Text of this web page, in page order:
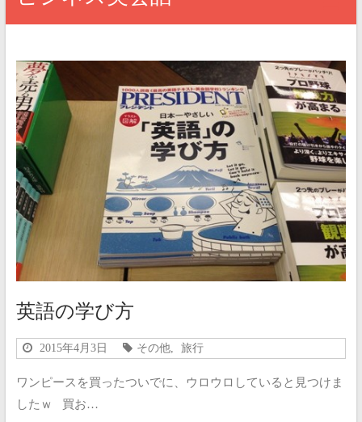
英語の学び方
2015年4月3日 その他, 旅行
ワンピースを買ったついでに、ウロウロしていると見つけま
したｗ 買お…